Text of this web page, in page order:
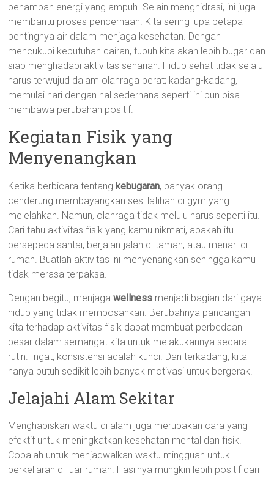
penambah energi yang ampuh. Selain menghidrasi, ini juga
membantu proses pencernaan. Kita sering lupa betapa
pentingnya air dalam menjaga kesehatan. Dengan
mencukupi kebutuhan cairan, tubuh kita akan lebih bugar dan
siap menghadapi aktivitas seharian. Hidup sehat tidak selalu
harus terwujud dalam olahraga berat; kadang-kadang,
memulai hari dengan hal sederhana seperti ini pun bisa
membawa perubahan positif.
Kegiatan Fisik yang
Menyenangkan
Ketika berbicara tentang kebugaran, banyak orang
cenderung membayangkan sesi latihan di gym yang
melelahkan. Namun, olahraga tidak melulu harus seperti itu.
Cari tahu aktivitas fisik yang kamu nikmati, apakah itu
bersepeda santai, berjalan-jalan di taman, atau menari di
rumah. Buatlah aktivitas ini menyenangkan sehingga kamu
tidak merasa terpaksa.
Dengan begitu, menjagawellness menjadi bagian dari gaya
hidup yang tidak membosankan. Berubahnya pandangan
kita terhadap aktivitas fisik dapat membuat perbedaan
besar dalam semangat kita untuk melakukannya secara
rutin. Ingat, konsistensi adalah kunci. Dan terkadang, kita
hanya butuh sedikit lebih banyak motivasi untuk bergerak!
Jelajahi Alam Sekitar
Menghabiskan waktu di alam juga merupakan cara yang
efektif untuk meningkatkan kesehatan mental dan fisik.
Cobalah untuk menjadwalkan waktu mingguan untuk
berkeliaran di luar rumah. Hasilnya mungkin lebih positif dari